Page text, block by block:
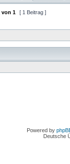
von 1 [ 1 Beitrag ]
Powered by
Deutsche